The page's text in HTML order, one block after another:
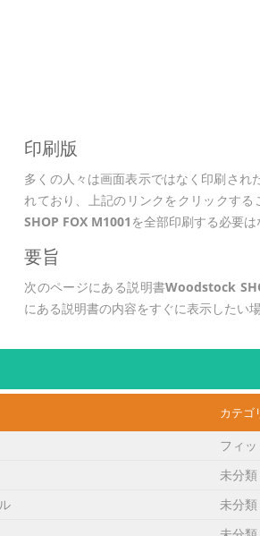
印刷版
多くの人々は画面表示ではなく印刷され
れており、上記のリンクをクリックす
SHOP FOX M1001 を全部印刷する必要
要旨
次のページにある説明書Woodstock
にある説明書の内容をすぐに表示したい
カテゴ
フィ
未分類
未分類